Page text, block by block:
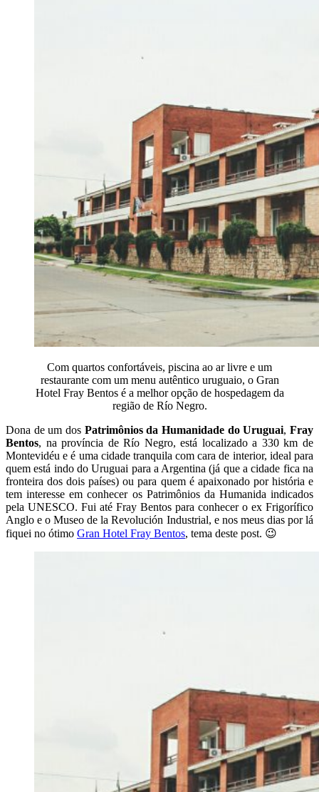
Com quartos confortáveis, piscina ao ar livre e um
restaurante com um menu autêntico uruguaio, o Gran
Hotel Fray Bentos é a melhor opção de hospedagem da
região de Río Negro.
Dona de um dos Patrimônios da Humanidade do Uruguai,Fray
Bentos, na província de Río Negro, está localizado a 330 km de
Montevidéu e é uma cidade tranquila com cara de interior, ideal para
quem está indo do Uruguai para a Argentina (já que a cidade fica na
fronteira dos dois países) ou para quem é apaixonado por história e
tem interesse em conhecer os Patrimônios da Humanida indicados
pela UNESCO. Fui até Fray Bentos para conhecer o ex Frigorífico
Anglo e o Museo de la Revolución Industrial, e nos meus dias por lá
fiquei no ótimo Gran Hotel Fray Bentos, tema deste post. 😉